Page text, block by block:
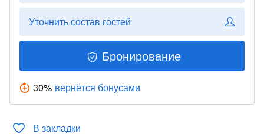
Уточнить состав гостей
Бронирование
30% вернётся бонусами
В закладки